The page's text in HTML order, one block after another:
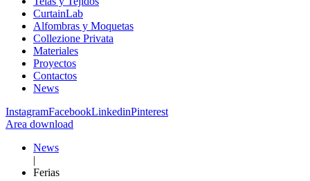
CurtainLab
Alfombras y Moquetas
Collezione Privata
Materiales
Proyectos
Contactos
News
InstagramFacebookLinkedinPinterest
Area download
News
|
Ferias